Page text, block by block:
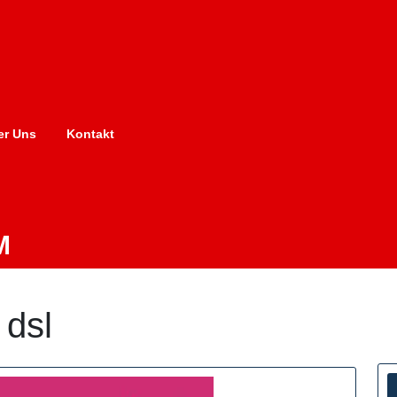
Uns Kontakt